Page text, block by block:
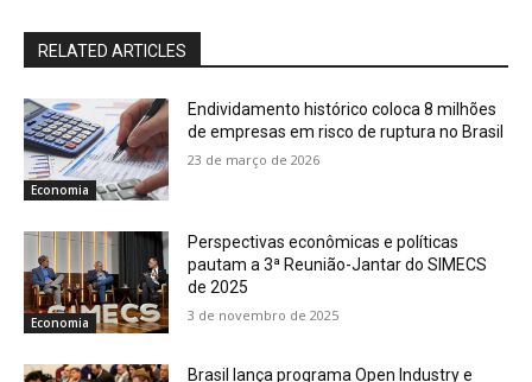
RELATED ARTICLES
Economia
Endividamento histórico coloca 8 milhões
de empresas em risco de ruptura no Brasil
23 de março de 2026
Economia
Perspectivas econômicas e políticas
pautam a 3ª Reunião-Jantar do SIMECS
de 2025
3 de novembro de 2025
Brasil lança programa Open Industry e